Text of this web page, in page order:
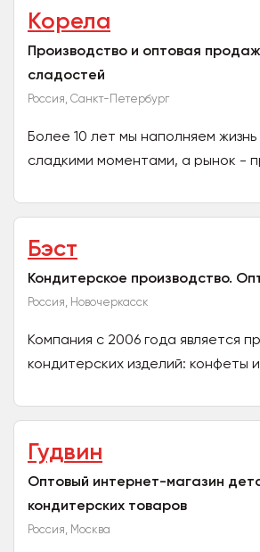
Корела
Производство и оптовая
сладостей
Россия, Санкт-Петербург
Более 10 лет мы наполняем
сладкими моментами, а рынок -
история начиналась...
Бэст
Кондитерское производство.
Россия, Новочеркасск
Компания с 2006 года является
кондитерских изделий: конфеты
натуральных...
Гудвин
Оптовый интернет-магазин
кондитерских товаров
Россия, Москва